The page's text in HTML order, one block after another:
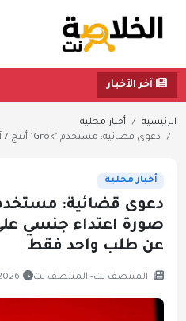
آخر الأخبار
الرئيسية
أخبار محلية
دعوى قضائية: مستخدم "Grok" أنتج 7 آلاف صورة اعتداء...
أخبار محلية
عن طلب واحد فقط
المنتصف نت- المنتصف نت 23:02